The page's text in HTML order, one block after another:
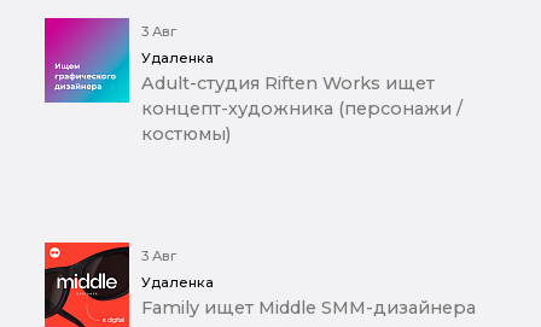
3 Авг
Удаленка
Adult-студия Riften Works ищет
концепт-художника (персонажи /
костюмы)
3 Авг
Удаленка
Family ищет Middle SMM-дизайнера